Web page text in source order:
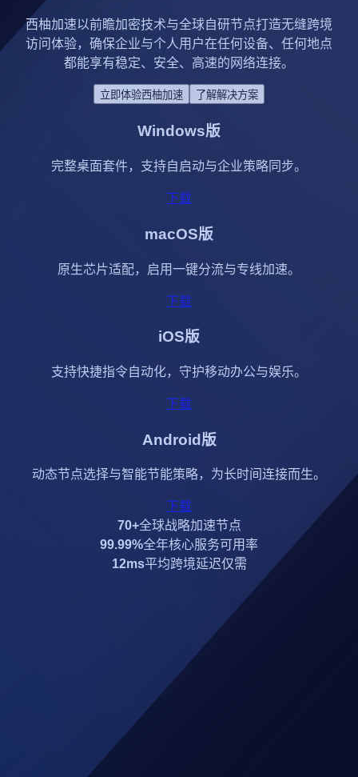
西柚加速以前瞻加密技术与全球自研节点打造无缝跨境
访问体验，确保企业与个人用户在任何设备、任何地点
都能享有稳定、安全、高速的网络连接。
立即体验西柚加速 了解解决方案
Windows版
完整桌面套件，支持自启动与企业策略同步。
下载
macOS版
原生芯片适配，启用一键分流与专线加速。
下载
iOS版
支持快捷指令自动化，守护移动办公与娱乐。
下载
Android版
动态节点选择与智能节能策略，为长时间连接而生。
下载
70+全球战略加速节点
99.99%全年核心服务可用率
12ms平均跨境延迟仅需